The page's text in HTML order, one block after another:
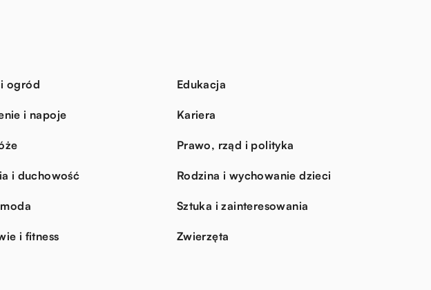
ogród Edukacja
i napoje Kariera
Prawo, rząd i polityka
i duchowość Rodzina i wychowanie dzieci
Sztuka i zainteresowania
i fitness Zwierzęta